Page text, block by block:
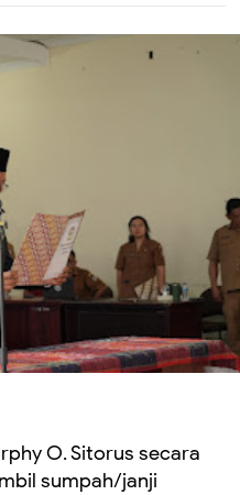
O. Sitorus secara
sumpah/janji